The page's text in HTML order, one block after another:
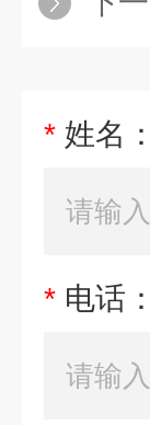
* 姓名：
* 电话：